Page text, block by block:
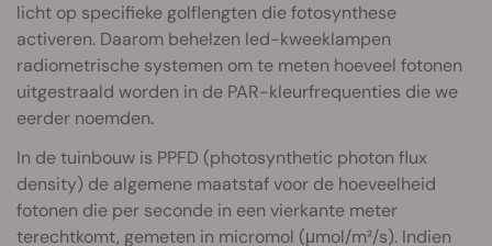
licht op specifieke golflengten die fotosynthese
activeren. Daarom behelzen led-kweeklampen
radiometrische systemen om te meten hoeveel fotonen
uitgestraald worden in de PAR-kleurfrequenties die we
eerder noemden.
In de tuinbouw is PPFD (photosynthetic photon flux
density) de algemene maatstaf voor de hoeveelheid
fotonen die per seconde in een vierkante meter
terechtkomt, gemeten in micromol (μmol/m²/s). Indien